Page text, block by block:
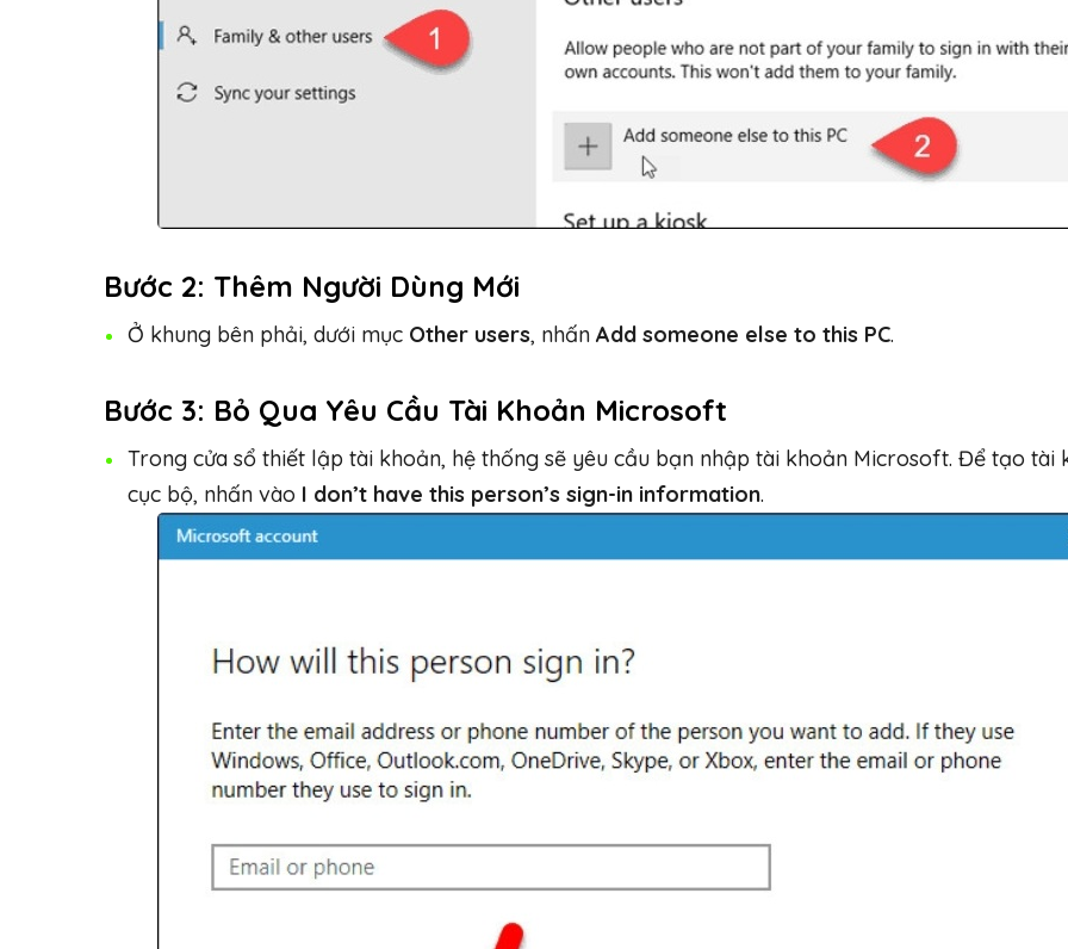
Bước 2: Thêm Người Dùng Mới
Ở khung bên phải, dưới mục Other users, nhấn Add someone else to this PC.
Bước 3: Bỏ Qua Yêu Cầu Tài Khoản Microsoft
Trong cửa sổ thiết lập tài khoản, hệ thống sẽ yêu cầu bạn nhập tài khoản Microsoft. Để tạo tài
cục bộ, nhấn vào I don’t have this person’s sign-in information.